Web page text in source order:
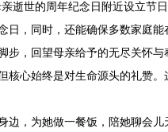
逝世的周年纪念日附近设立节
，同时，还能确保多数家庭能
，回望母亲给予的无尽关怀与
心始终是对生命源头的礼赞
，为她做一餐饭，陪她聊会儿